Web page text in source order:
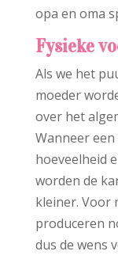
opa en oma
Fysieke
Als we het
moeder
over het
Wanneer
hoeveelheid
worden de
kleiner. Voor
produceren
dus de wens